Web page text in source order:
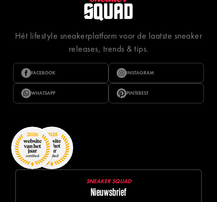
Hét lifestyle sneakerplatform voor de laatste sneaker
releases, trends & tips.
FACEBOOK INSTAGRAM
WHATSAPP PINTEREST
SNEAKER SQUAD
Nieuwsbrief